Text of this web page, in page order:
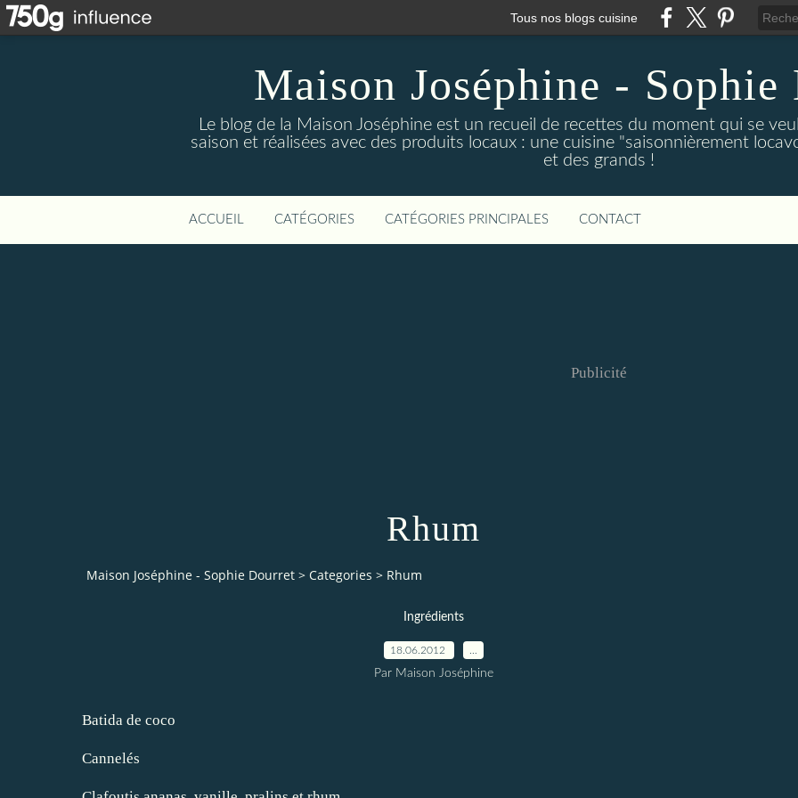
Tous nos blogs cuisine
Maison Joséphine - Sophie
Le blog de la Maison Joséphine est un recueil de recettes du moment qui se
saison et réalisées avec des produits locaux : une cuisine "saisonnièrement
et des grands !
ACCUEIL CATÉGORIES CATÉGORIES PRINCIPALES CONTACT
Publicité
Rhum
Maison Joséphine - Sophie Dourret > Categories > Rhum
Ingrédients
18.06.2012
Par Maison Joséphine
Batida de coco
Cannelés